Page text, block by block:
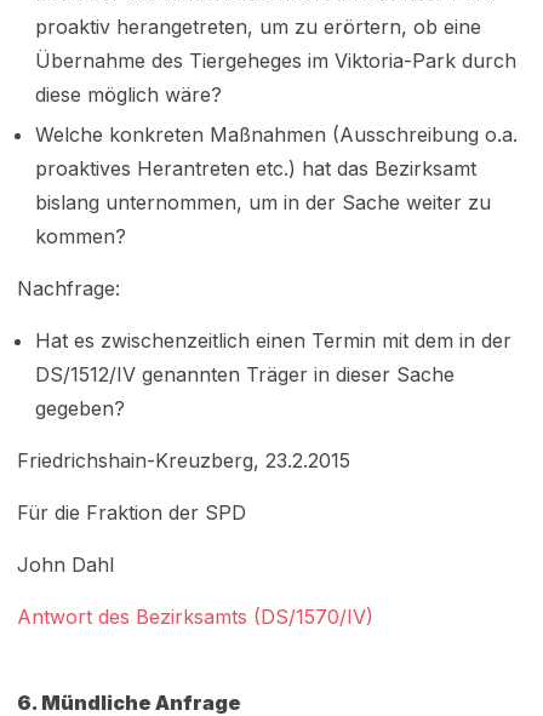
proaktiv herangetreten, um zu erörtern, ob eine
Übernahme des Tiergeheges im Viktoria-Park durch
diese möglich wäre?
Welche konkreten Maßnahmen (Ausschreibung o.a.
proaktives Herantreten etc.) hat das Bezirksamt
bislang unternommen, um in der Sache weiter zu
kommen?
Nachfrage:
Hat es zwischenzeitlich einen Termin mit dem in der
DS/1512/IV genannten Träger in dieser Sache
gegeben?
Friedrichshain-Kreuzberg, 23.2.2015
Für die Fraktion der SPD
John Dahl
Antwort des Bezirksamts (DS/1570/IV)
6. Mündliche Anfrage